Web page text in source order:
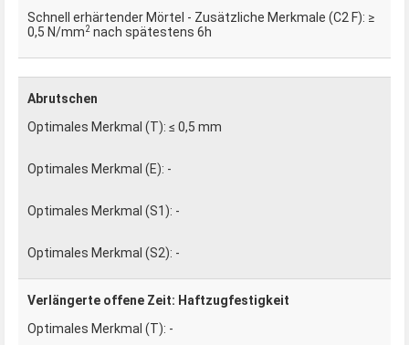
≥
0,5 N/mm2 nach spätestens 6h
Abrutschen
≤ 0,5 mm
-
-
-
Verlängerte offene Zeit: Haftzugfestigkeit
-